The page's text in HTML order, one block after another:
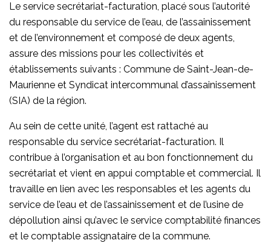
Le service secrétariat-facturation, placé sous l’autorité
du responsable du service de l’eau, de l’assainissement
et de l’environnement et composé de deux agents,
assure des missions pour les collectivités et
établissements suivants : Commune de Saint-Jean-de-
Maurienne et Syndicat intercommunal d’assainissement
(SIA) de la région.
Au sein de cette unité, l’agent est rattaché au
responsable du service secrétariat-facturation. Il
contribue à l’organisation et au bon fonctionnement du
secrétariat et vient en appui comptable et commercial. Il
travaille en lien avec les responsables et les agents du
service de l’eau et de l’assainissement et de l’usine de
dépollution ainsi qu’avec le service comptabilité finances
et le comptable assignataire de la commune.